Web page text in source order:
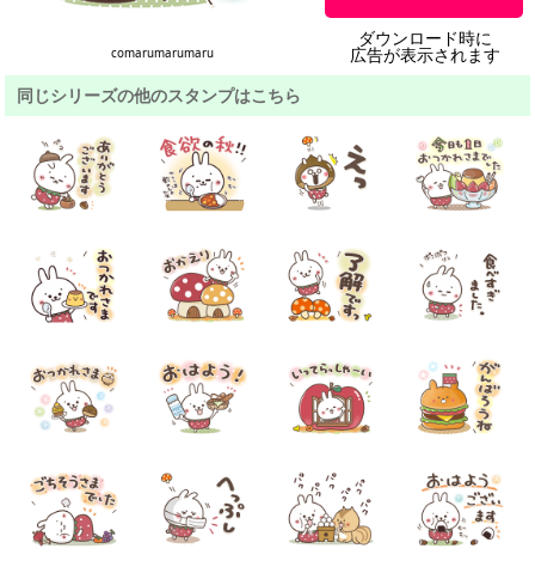
comarumarumaru
ダウンロード時に
広告が表示されます
同じシリーズの他のスタンプはこちら